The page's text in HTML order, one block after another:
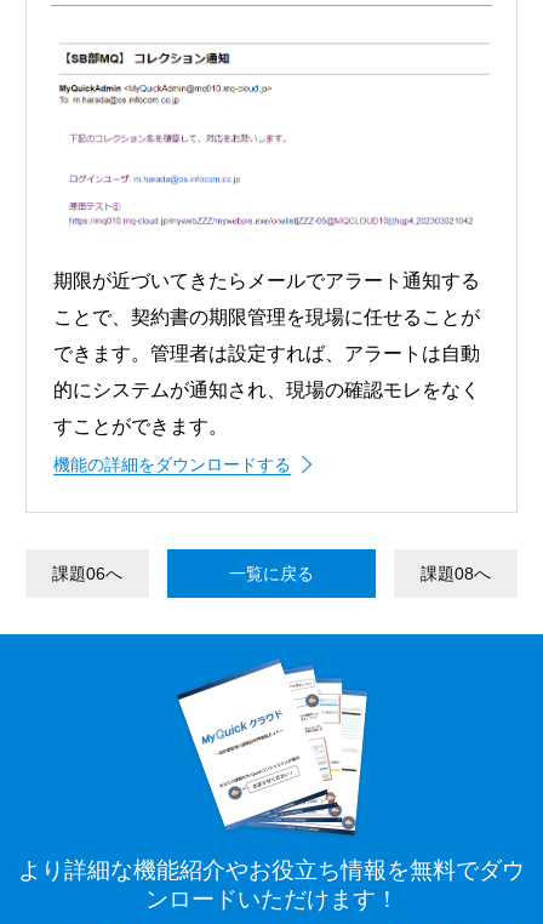
期限が近づいてきたらメールでアラート通知する
ことで、契約書の期限管理を現場に任せることが
できます。管理者は設定すれば、アラートは自動
的にシステムが通知され、現場の確認モレをなく
すことができます。
機能の詳細をダウンロードする
課題06へ 一覧に戻る 課題08へ
より詳細な機能紹介やお役立ち情報を無料でダウ
ンロードいただけます！